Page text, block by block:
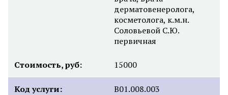
дерматовенеролога,
косметолога, к.м.н.
Соловьевой С.Ю.
первичная
Стоимость, руб: 15000
Код услуги: B01.008.003